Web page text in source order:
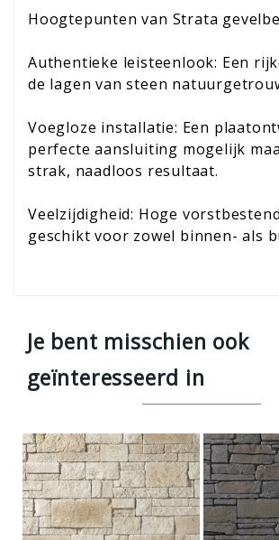
Hoogtepunten van Strata
Authentieke leisteenlook: Een
de lagen van steen
Voegloze installatie: Een
perfecte aansluiting mogelijk
strak, naadloos resultaat.
Veelzijdigheid: Hoge
geschikt voor zowel binnen- als
Je bent misschien ook
geïnteresseerd in